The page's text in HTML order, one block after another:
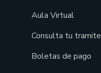
Aula Virtual
Consulta tu tramite
Boletas de pago